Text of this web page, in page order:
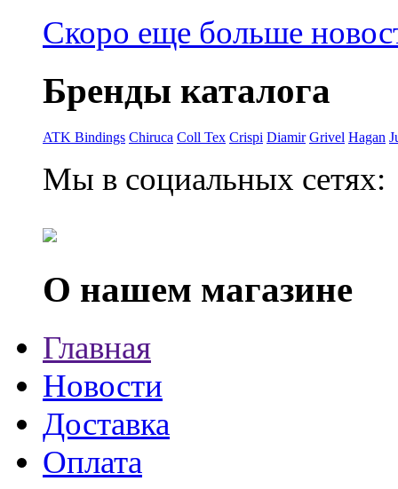
Скоро еще больше
Бренды каталога
ATK Bindings Chiruca Coll Tex Crispi Diamir Grivel Hagan
Мы в социальных сетях:
О нашем магазине
Главная
Новости
Доставка
Оплата